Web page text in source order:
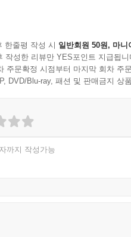
한줄평 작성 시 일반회원 50원, 마니
작성한 리뷰만 YES포인트 지급됩니
주문확정 시점부터 마지막 회차 주
DVD/Blu-ray, 패션 및 판매금지 상
까지 작성가능